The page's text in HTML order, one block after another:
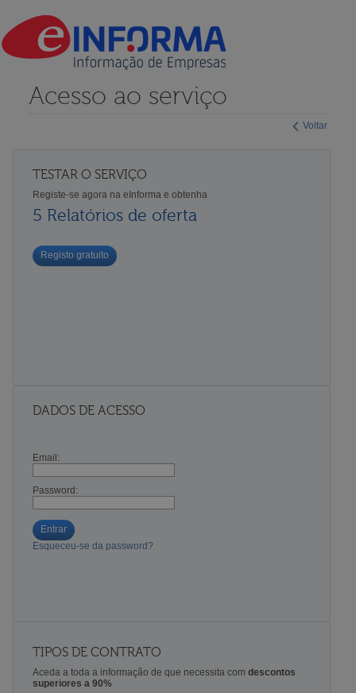
Voltar
Acesso ao serviço
TESTAR O SERVIÇO
Registe-se agora na eInforma e obtenha
5 Relatórios de oferta
Registo gratuito
DADOS DE ACESSO
Email:
Password:
Entrar
Esqueceu-se da password?
TIPOS DE CONTRATO
Aceda a toda a informação de que necessita com descontos
superiores a 90%